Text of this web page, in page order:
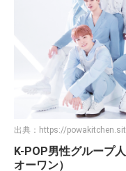
出典： https://
K-POP男性グループ
オーワン）